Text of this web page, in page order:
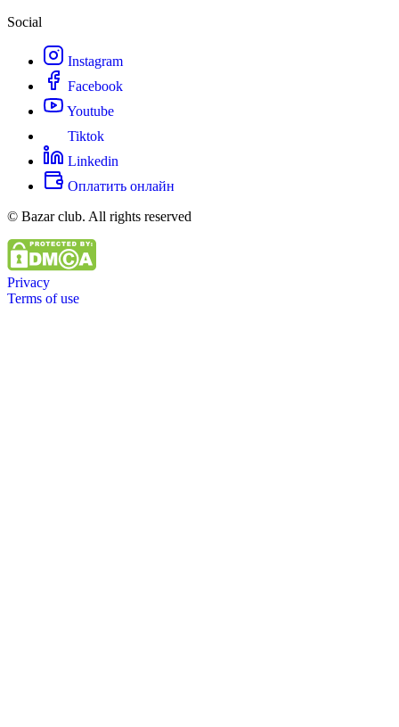
Social
Instagram
Facebook
Youtube
Tiktok
Linkedin
Оплатить онлайн
© Bazar club. All rights reserved
Privacy
Terms of use